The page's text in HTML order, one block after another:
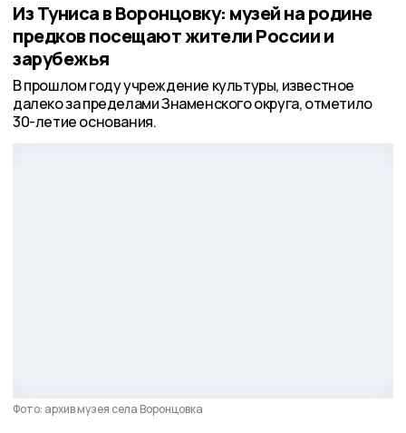
Из Туниса в Воронцовку: музей на родине
предков посещают жители России и
зарубежья
В прошлом году учреждение культуры, известное
далеко за пределами Знаменского округа, отметило
30-летие основания.
Фото: архив музея села Воронцовка